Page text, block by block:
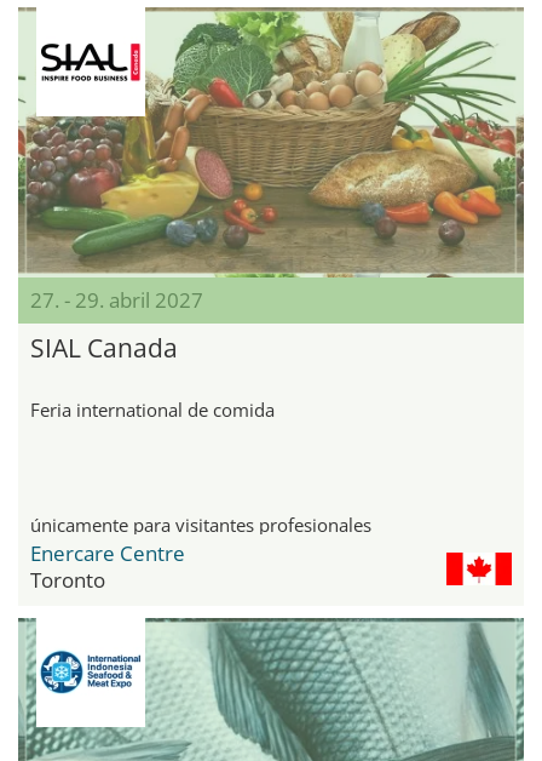
27. - 29. abril 2027
SIAL Canada
Feria international de comida
únicamente para visitantes profesionales
Enercare Centre
Toronto